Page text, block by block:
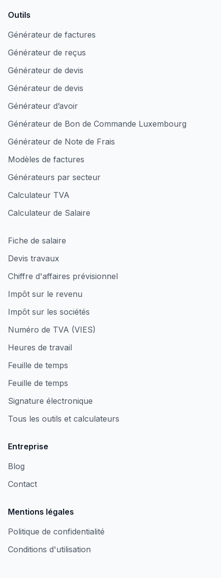
Outils
Générateur de factures
Générateur de reçus
Générateur de devis
Générateur de devis
Générateur d’avoir
Générateur de Bon de Commande Luxembourg
Générateur de Note de Frais
Modèles de factures
Générateurs par secteur
Calculateur TVA
Calculateur de Salaire
Fiche de salaire
Devis travaux
Chiffre d'affaires prévisionnel
Impôt sur le revenu
Impôt sur les sociétés
Numéro de TVA (VIES)
Heures de travail
Feuille de temps
Feuille de temps
Signature électronique
Tous les outils et calculateurs
Entreprise
Blog
Contact
Mentions légales
Politique de confidentialité
Conditions d'utilisation